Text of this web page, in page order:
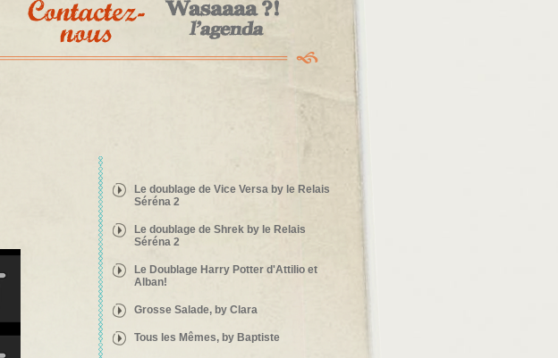
Le doublage de Vice Versa by le Relais
Séréna 2
Le doublage de Shrek by le Relais
Séréna 2
Le Doublage Harry Potter d'Attilio et
Alban!
Grosse Salade, by Clara
Tous les Mêmes, by Baptiste